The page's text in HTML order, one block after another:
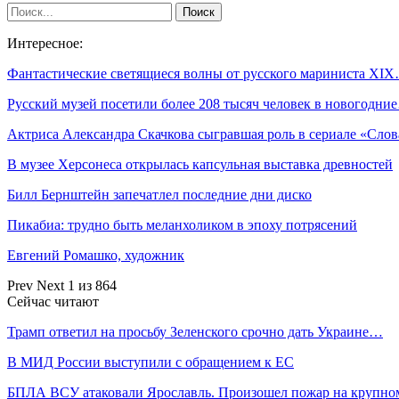
Интересное:
Фантастические светящиеся волны от русского мариниста
Русский музей посетили более 208 тысяч человек в
Актриса Александра Скачкова сыгравшая роль в сериале
В музее Херсонеса открылась капсульная выставка древностей
Билл Бернштейн запечатлел последние дни диско
Пикабиа: трудно быть меланхоликом в эпоху потрясений
Евгений Ромашко, художник
Prev Next 1 из 864
Сейчас читают
Трамп ответил на просьбу Зеленского срочно дать Украине…
В МИД России выступили с обращением к ЕС
БПЛА ВСУ атаковали Ярославль. Произошел пожар на